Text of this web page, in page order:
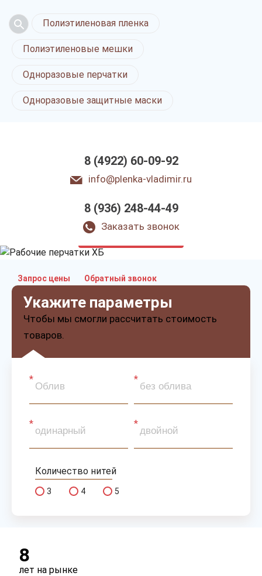
Полиэтиленовая пленка
Полиэтиленовые мешки
Одноразовые перчатки
Одноразовые защитные маски
8 (4922) 60-09-92
info@plenka-vladimir.ru
8 (936) 248-44-49
Заказать звонок
Рабочие перчатки ХБ
во Владимире
Запрос цены Обратный звонок
Укажите параметры
Чтобы мы смогли рассчитать стоимость
товаров.
Количество нитей
3 4 5
8
лет на рынке